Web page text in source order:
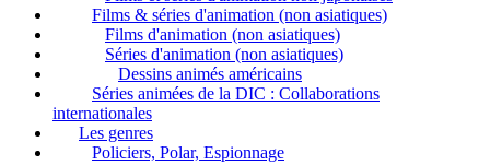
Films & séries d'animation (non asiatiques)
Films d'animation (non asiatiques)
Séries d'animation (non asiatiques)
Dessins animés américains
Séries animées de la DIC : Collaborations
internationales
Les genres
Policiers, Polar, Espionnage